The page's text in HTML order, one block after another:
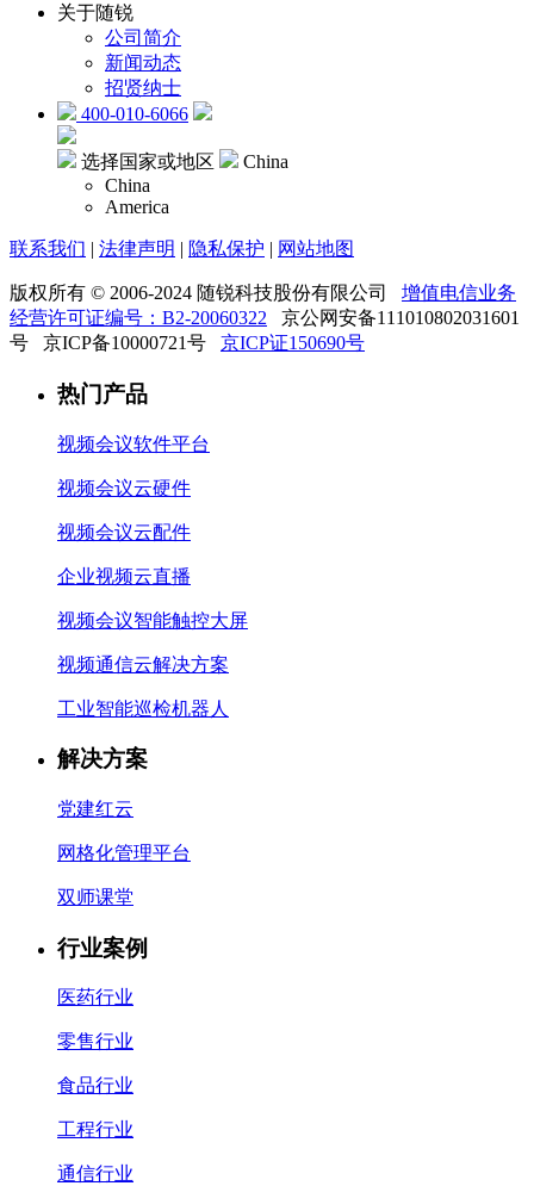
关于随锐
公司简介
新闻动态
招贤纳士
400-010-6066
选择国家或地区
China
China
America
联系我们 | 法律声明 | 隐私保护 | 网站地图
版权所有 © 2006-2024 随锐科技股份有限公司 增值电信业务
经营许可证编号：B2-20060322 京公网安备111010802031601
号 京ICP备10000721号 京ICP证150690号
热门产品
视频会议软件平台
视频会议云硬件
视频会议云配件
企业视频云直播
视频会议智能触控大屏
视频通信云解决方案
工业智能巡检机器人
解决方案
党建红云
网格化管理平台
双师课堂
行业案例
医药行业
零售行业
食品行业
工程行业
通信行业